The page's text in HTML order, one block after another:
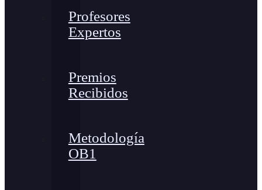
Profesores
Expertos
Premios
Recibidos
Metodología
OB1